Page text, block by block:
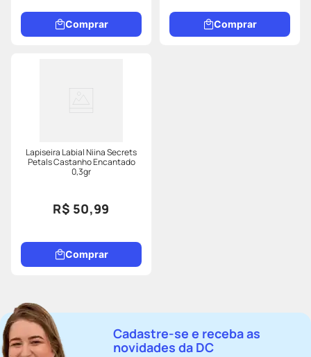
Comprar Comprar
Lapiseira Labial Niina Secrets
Petals Castanho Encantado
0,3gr
R$ 50,99
Comprar
Cadastre-se e receba as
novidades da DC